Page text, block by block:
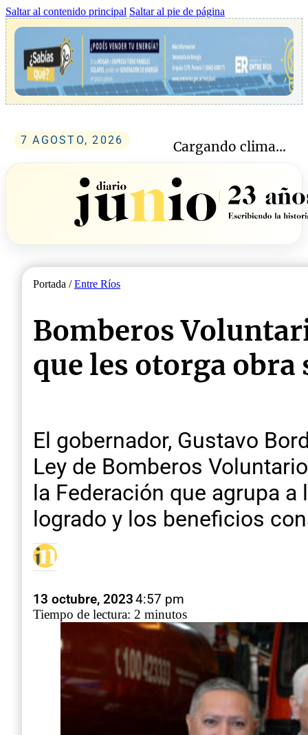
Saltar al contenido principal Saltar al pie de página
7 AGOSTO, 2026 Cargando clima...
Portada /Entre Ríos
Bomberos
que les otorga
El gobernador, Gustavo
Ley de Bomberos
la Federación que agrupa
logrado y los beneficios
13 octubre, 20234:57 pm
Tiempo de lectura: 2 minutos